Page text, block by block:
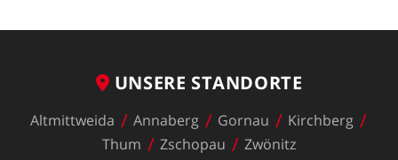
UNSERE STANDORTE
Altmittweida Annaberg Gornau
Kirchberg
Thum
Zschopau Zwönitz